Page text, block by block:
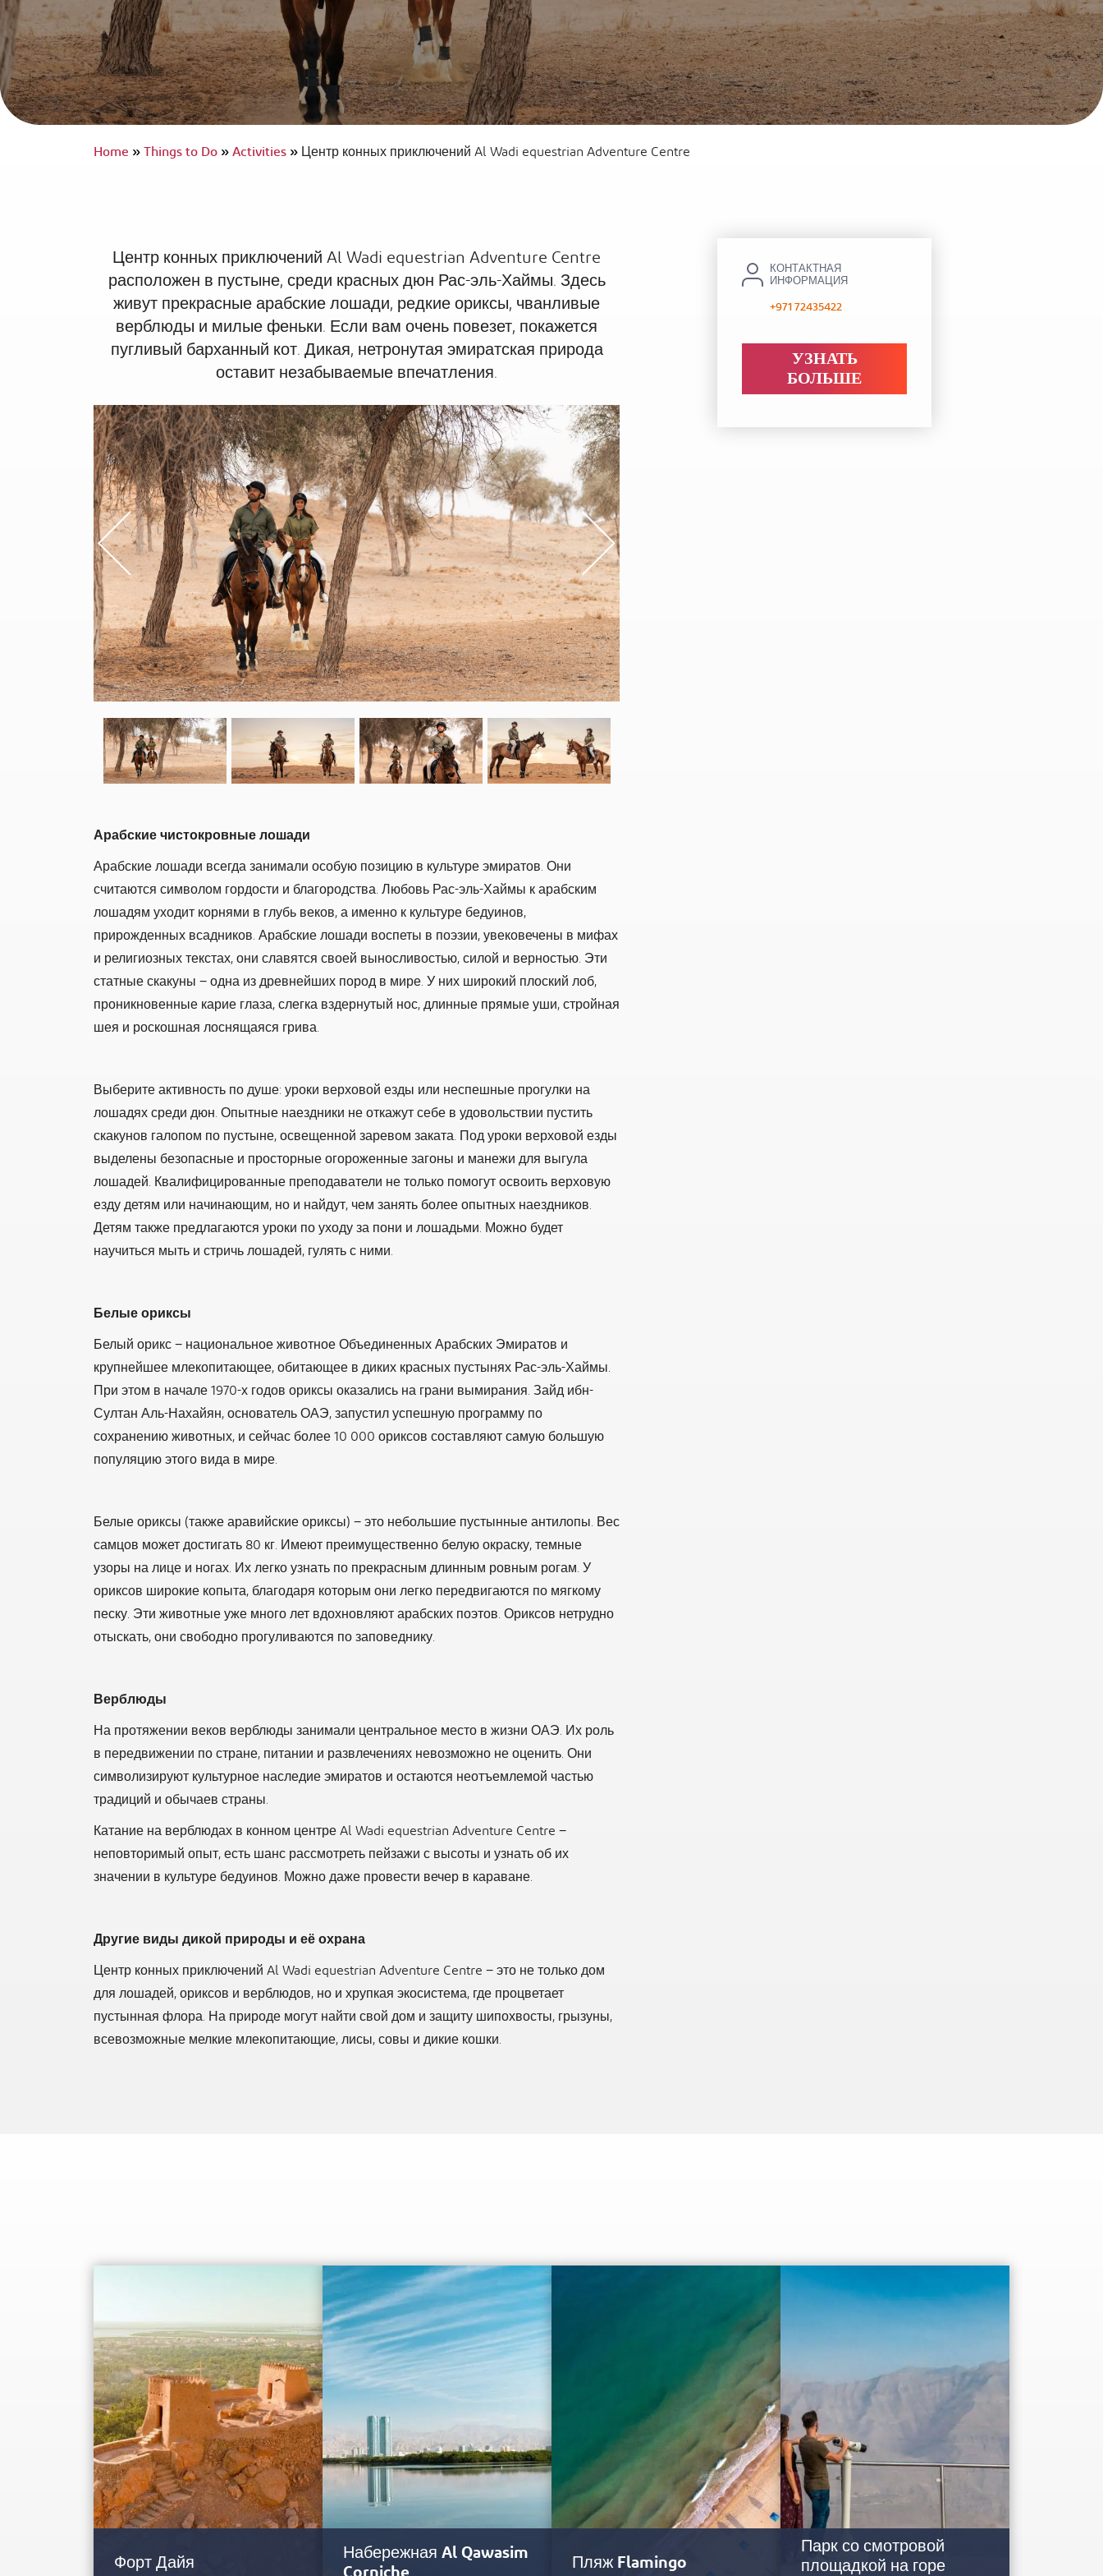
InterContinental Ras Al Khaimah Mina Al
Arab Resort & Spa
Вальдорф Астория Рас әл-Хайма Sofitel Al Hamra Beach Resort
Қолжетімді саяхат
Home»Things to Do»Activities»Центр конных приключений Al Wadi equestrian Adventure Centre
Центр конных приключенийAl Wadi equestrian Adventure Centre
расположен в пустыне, среди красных дюн Рас-эль-Хаймы. Здесь
живут прекрасные арабские лошади, редкие ориксы, чванливые
верблюды и милые феньки. Если вам очень повезет, покажется
пугливый барханный кот. Дикая, нетронутая эмиратская природа
оставит незабываемые впечатления.
Previous Next
Арабские чистокровные лошади
Арабские лошади всегда занимали особую позицию в культуре эмиратов. Они
считаются символом гордости и благородства. Любовь Рас-эль-Хаймы к арабским
лошадям уходит корнями в глубь веков, а именно к культуре бедуинов,
прирожденных всадников. Арабские лошади воспеты в поэзии, увековечены в мифах
и религиозных текстах, они славятся своей выносливостью, силой и верностью. Эти
статные скакуны − одна из древнейших пород в мире. У них широкий плоский лоб,
проникновенные карие глаза, слегка вздернутый нос, длинные прямые уши, стройная
шея и роскошная лоснящаяся грива.
Выберите активность по душе: уроки верховой езды или неспешные прогулки на
лошадях среди дюн. Опытные наездники не откажут себе в удовольствии пустить
скакунов галопом по пустыне, освещенной заревом заката. Под уроки верховой езды
выделены безопасные и просторные огороженные загоны и манежи для выгула
лошадей. Квалифицированные преподаватели не только помогут освоить верховую
езду детям или начинающим, но и найдут, чем занять более опытных наездников.
Детям также предлагаются уроки по уходу за пони и лошадьми. Можно будет
научиться мыть и стричь лошадей, гулять с ними.
Белые ориксы
Белый орикс − национальное животное Объединенных Арабских Эмиратов и
крупнейшее млекопитающее, обитающее в диких красных пустынях Рас-эль-Хаймы.
При этом в начале 1970-х годов ориксы оказались на грани вымирания. Зайд ибн-
Султан Аль-Нахайян, основатель ОАЭ, запустил успешную программу по
сохранению животных, и сейчас более 10 000 ориксов составляют самую большую
популяцию этого вида в мире.
Белые ориксы (также аравийские ориксы) − это небольшие пустынные антилопы. Вес
самцов может достигать 80 кг. Имеют преимущественно белую окраску, темные
узоры на лице и ногах. Их легко узнать по прекрасным длинным ровным рогам. У
ориксов широкие копыта, благодаря которым они легко передвигаются по мягкому
песку. Эти животные уже много лет вдохновляют арабских поэтов. Ориксов нетрудно
отыскать, они свободно прогуливаются по заповеднику.
Верблюды
На протяжении веков верблюды занимали центральное место в жизни ОАЭ. Их роль
в передвижении по стране, питании и развлечениях невозможно не оценить. Они
символизируют культурное наследие эмиратов и остаются неотъемлемой частью
традиций и обычаев страны.
Катание на верблюдах в конном центре Al Wadi equestrian Adventure Centre −
неповторимый опыт, есть шанс рассмотреть пейзажи с высоты и узнать об их
значении в культуре бедуинов. Можно даже провести вечер в караване.
Другие виды дикой природы и её охрана
Центр конных приключений Al Wadi equestrian Adventure Centre − это не только дом
для лошадей, ориксов и верблюдов, но и хрупкая экосистема, где процветает
пустынная флора. На природе могут найти свой дом и защиту шипохвосты, грызуны,
всевозможные мелкие млекопитающие, лисы, совы и дикие кошки.
КОНТАКТНАЯ
ИНФОРМАЦИЯ
+971 72435422
УЗНАТЬ
БОЛЬШЕ
Форт Дайя Набережная Al Qawasim Пляж Flamingo Парк со смотровой
площадкой на горе